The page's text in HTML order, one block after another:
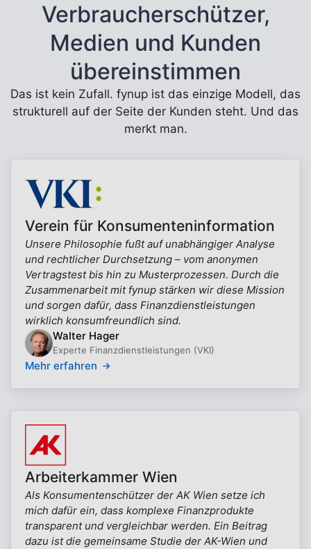
Verbraucherschützer,
Medien und Kunden
übereinstimmen
Das ist kein Zufall. fynup ist das einzige Modell, das
strukturell auf der Seite der Kunden steht. Und das
merkt man.
Verein für Konsumenteninformation
Unsere Philosophie fußt auf unabhängiger Analyse
und rechtlicher Durchsetzung – vom anonymen
Vertragstest bis hin zu Musterprozessen. Durch die
Zusammenarbeit mit fynup stärken wir diese Mission
und sorgen dafür, dass Finanzdienstleistungen
wirklich konsumfreundlich sind.
Walter Hager
Experte Finanzdienstleistungen (VKI)
Mehr erfahren
Arbeiterkammer Wien
Als Konsumentenschützer der AK Wien setze ich
mich dafür ein, dass komplexe Finanzprodukte
transparent und vergleichbar werden. Ein Beitrag
dazu ist die gemeinsame Studie der AK-Wien und